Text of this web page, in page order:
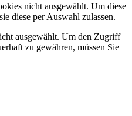
nicht ausgewählt. Um diese
diese per Auswahl zulassen.
ausgewählt. Um den Zugriff
zu gewähren, müssen Sie